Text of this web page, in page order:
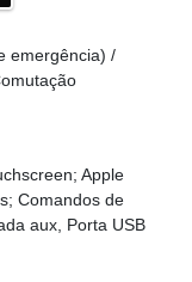
emergência) /
Apple
Comandos de
aux, Porta USB